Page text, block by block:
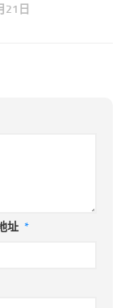
21日
址 *